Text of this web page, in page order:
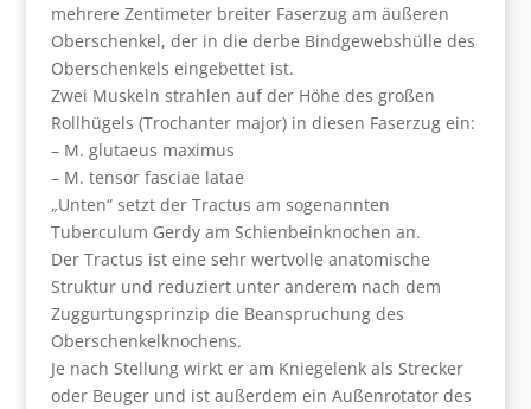
mehrere Zentimeter breiter Faserzug am äußeren
Oberschenkel, der in die derbe Bindgewebshülle des
Oberschenkels eingebettet ist.
Zwei Muskeln strahlen auf der Höhe des großen
Rollhügels (Trochanter major) in diesen Faserzug ein:
– M. glutaeus maximus
– M. tensor fasciae latae
„Unten“ setzt der Tractus am sogenannten
Tuberculum Gerdy am Schienbeinknochen an.
Der Tractus ist eine sehr wertvolle anatomische
Struktur und reduziert unter anderem nach dem
Zuggurtungsprinzip die Beanspruchung des
Oberschenkelknochens.
Je nach Stellung wirkt er am Kniegelenk als Strecker
oder Beuger und ist außerdem ein Außenrotator des